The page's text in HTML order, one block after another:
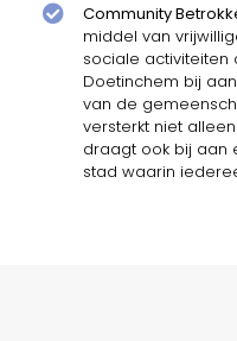
Community
middel van
sociale activiteiten
Doetinchem bij
van de
versterkt niet
draagt ook bij aan
stad waarin